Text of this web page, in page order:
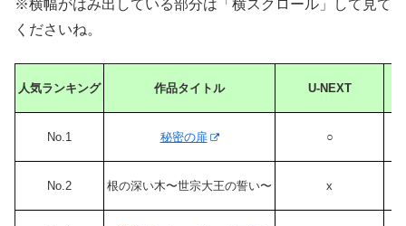
※横幅がはみ出している部分は「横スクロール」して見て
くださいね。
人気ランキング 作品タイトル U-NEXT
No.1 秘密の扉 ○
No.2 根の深い木〜世宗大王の誓い〜 x